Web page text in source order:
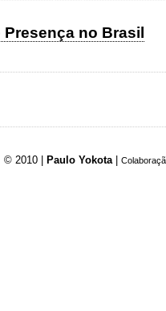
no Brasil
© 2010 | Paulo Yokota|